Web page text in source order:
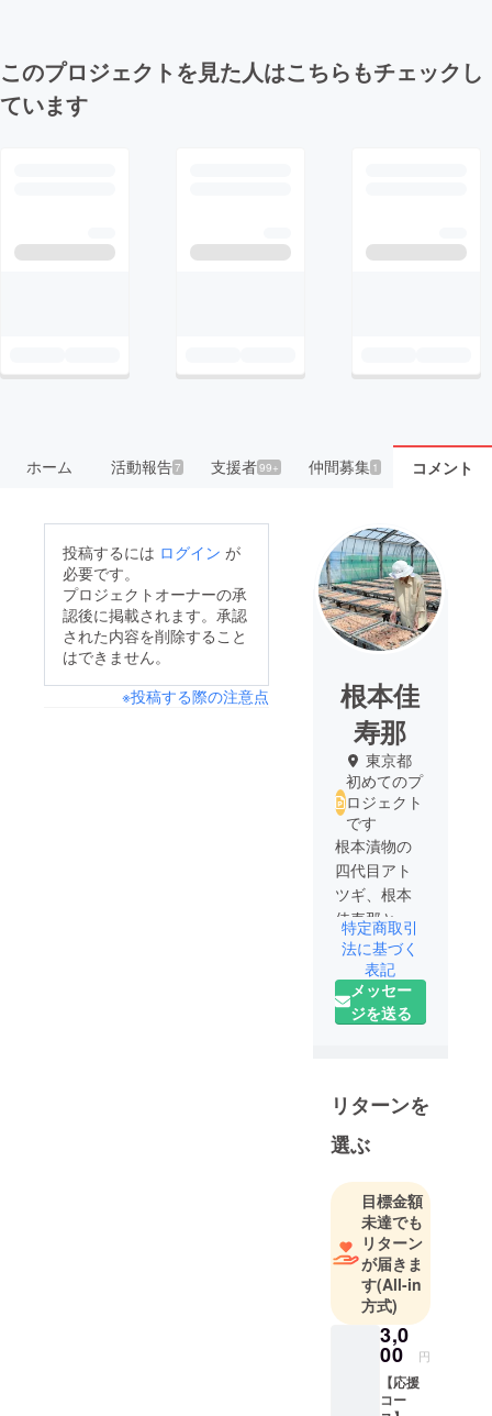
このプロジェクトを見た人はこちらもチェックし
ています
ホーム 活動報告7 支援者99+ 仲間募集 1 コメント
投稿するには ログイン が
必要です。
プロジェクトオーナーの承
認後に掲載されます。承認
された内容を削除すること
はできません。
※投稿する際の注意点
根本佳
寿那
東京都
初めてのプ
ロジェクト
です
根本漬物の
四代目アト
ツギ、根本
佳寿那と申
します。
子どもの頃
から慣れ親
しんできた
憶と結びつ
いた大切な
風景でし
た。
しかし、そ
の香りを生
み出してき
た「木桶仕
込み」は、
効率化や規
制の中で姿
を消しつつ
あります。
特定商取引
法に基づく
表記
メッセー
ジを送る
リターンを
選ぶ
目標金額
未達でも
リターン
が届きま
す(All-in
方式)
3,0
00 円
【応援
コー